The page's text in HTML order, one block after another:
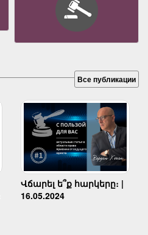
Все публикации
Վճարել ե՞ք հարկերը։ |
16.05.2024